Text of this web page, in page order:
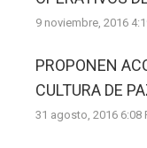
9 noviembre, 2016
PROPONEN
CULTURA DE
31 agosto, 2016 6:08